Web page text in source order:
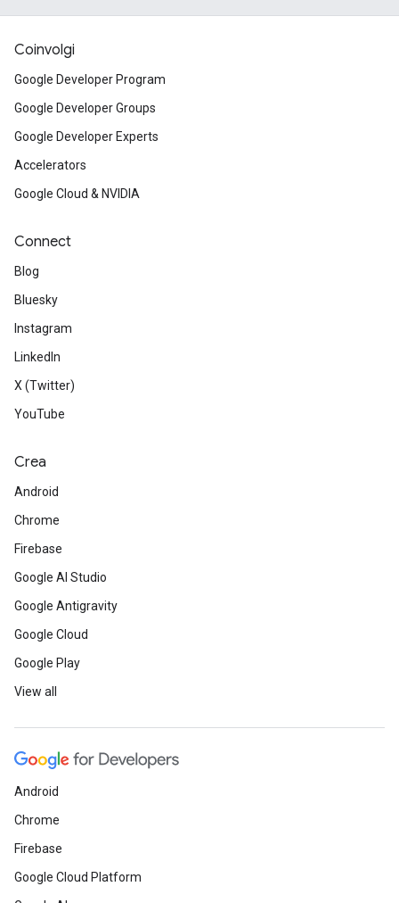
Coinvolgi
Google Developer Program
Google Developer Groups
Google Developer Experts
Accelerators
Google Cloud & NVIDIA
Connect
Blog
Bluesky
Instagram
LinkedIn
X (Twitter)
YouTube
Crea
Android
Chrome
Firebase
Google AI Studio
Google Antigravity
Google Cloud
Google Play
View all
Android
Chrome
Firebase
Google Cloud Platform